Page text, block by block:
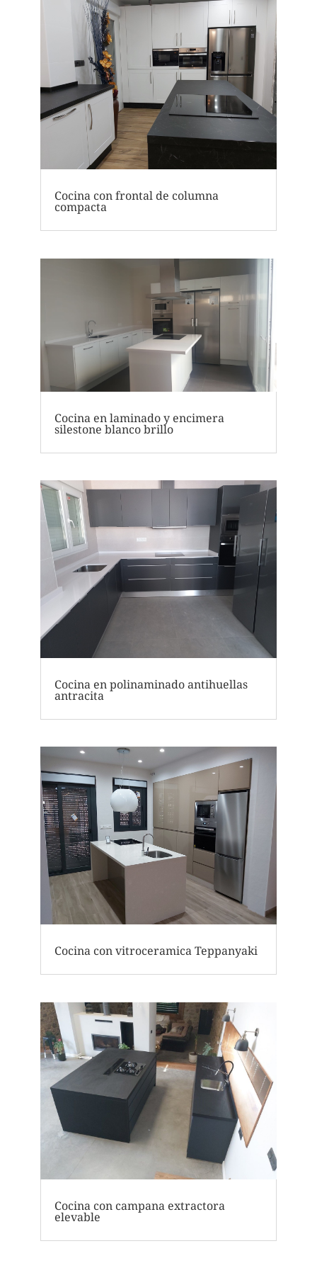
Cocina con frontal de columna
compacta
Cocina en laminado y encimera
silestone blanco brillo
Cocina en polinaminado antihuellas
antracita
Cocina con vitroceramica Teppanyaki
Cocina con campana extractora
elevable